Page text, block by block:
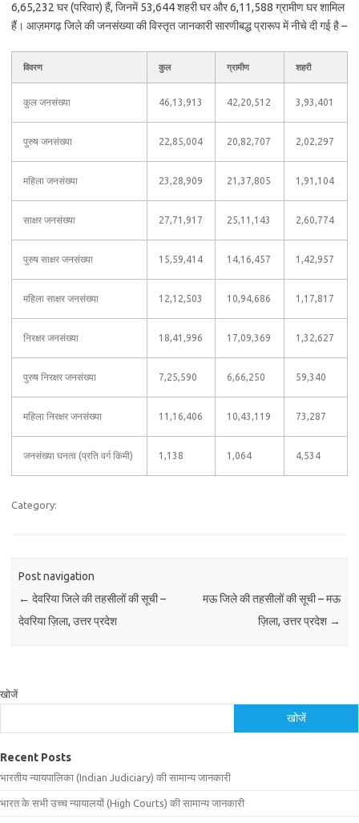
6,65,232 घर (परिवार) हैं, जिनमें 53,644 शहरी घर और 6,11,588 ग्रामीण घर शामिल
हैं। आज़मगढ़ जिले की जनसंख्या की विस्तृत जानकारी सारणीबद्ध प्रारूप में नीचे दी गई है –
विवरण कुल ग्रामीण शहरी
कुल जनसंख्या 46,13,913 42,20,512 3,93,401
पुरुष जनसंख्या 22,85,004 20,82,707 2,02,297
महिला जनसंख्या 23,28,909 21,37,805 1,91,104
साक्षर जनसंख्या 27,71,917 25,11,143 2,60,774
पुरुष साक्षर जनसंख्या 15,59,414 14,16,457 1,42,957
महिला साक्षर जनसंख्या 12,12,503 10,94,686 1,17,817
निरक्षर जनसंख्या 18,41,996 17,09,369 1,32,627
पुरुष निरक्षर जनसंख्या 7,25,590 6,66,250 59,340
महिला निरक्षर जनसंख्या 11,16,406 10,43,119 73,287
जनसंख्या घनत्व (प्रति वर्ग किमी) 1,138 1,064 4,534
Category:
Post navigation
← देवरिया जिले की तहसीलों की सूची –
देवरिया ज़िला, उत्तर प्रदेश
मऊ जिले की तहसीलों की सूची – मऊ
ज़िला, उत्तर प्रदेश →
खोजें
खोजें
Recent Posts
भारतीय न्यायपालिका (Indian Judiciary) की सामान्य जानकारी
भारत के सभी उच्च न्यायालयों (High Courts) की सामान्य जानकारी